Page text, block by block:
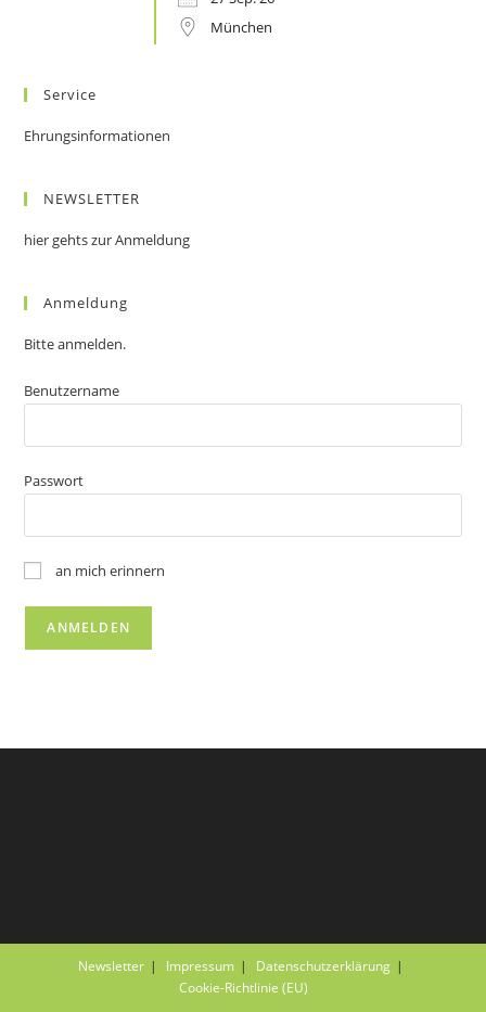
München
Service
Ehrungsinformationen
NEWSLETTER
hier gehts zur Anmeldung
Anmeldung
Bitte anmelden.
Benutzername
Passwort
an mich erinnern
Newsletter Impressum
Datenschutzerklärung
Cookie-Richtlinie (EU)